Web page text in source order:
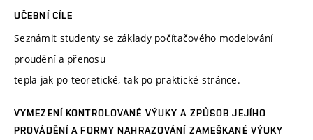
UČEBNÍ CÍLE
Seznámit studenty se základy počítačového modelování
proudění a přenosu
tepla jak po teoretické, tak po praktické stránce.
VYMEZENÍ KONTROLOVANÉ VÝUKY A ZPŮSOB JEJÍHO
PROVÁDĚNÍ A FORMY NAHRAZOVÁNÍ ZAMEŠKANÉ VÝUKY